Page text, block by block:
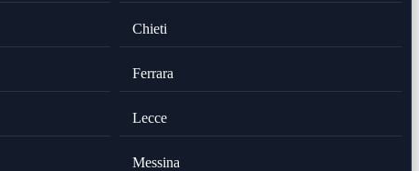
Chieti
Ferrara
Lecce
Messina